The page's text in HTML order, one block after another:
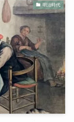
明治時代